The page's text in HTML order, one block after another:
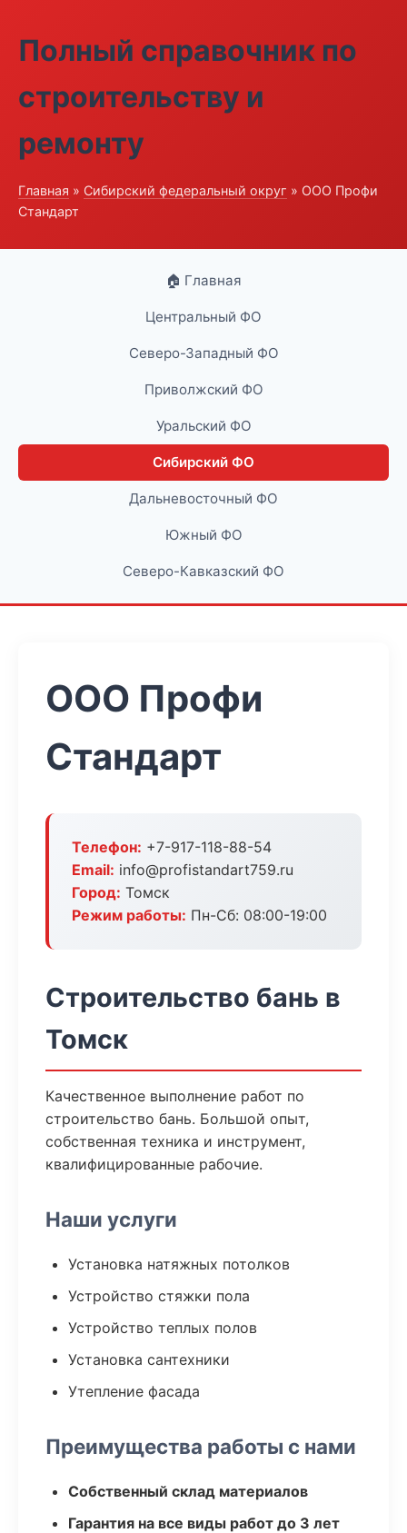
Полный справочник по
строительству и
ремонту
Главная » Сибирский федеральный округ » ООО Профи
Стандарт
🏠 Главная
Центральный ФО
Северо-Западный ФО
Приволжский ФО
Уральский ФО
Сибирский ФО
Дальневосточный ФО
Южный ФО
Северо-Кавказский ФО
ООО Профи
Стандарт
Телефон: +7-917-118-88-54
Email: info@profistandart759.ru
Город: Томск
Режим работы: Пн-Сб: 08:00-19:00
Строительство бань в
Томск
Качественное выполнение работ по
строительство бань. Большой опыт,
собственная техника и инструмент,
квалифицированные рабочие.
Наши услуги
Установка натяжных потолков
Устройство стяжки пола
Устройство теплых полов
Установка сантехники
Утепление фасада
Преимущества работы с нами
Собственный склад материалов
Гарантия на все виды работ до 3 лет